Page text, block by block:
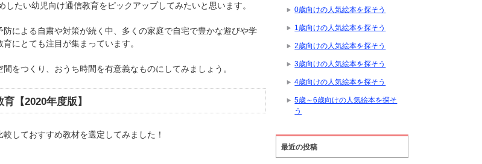
したい幼児向け通信教育をピックアップしてみたいと思います。
による自粛や対策が続く中、多くの家庭で自宅で豊かな遊びや学
にとても注目が集まっています。
をつくり、おうち時間を有意義なものにしてみましょう。
【2020年度版】
しておすすめ教材を選定してみました！
0歳向けの人気絵本を探そう
1歳向けの人気絵本を探そう
2歳向けの人気絵本を探そう
3歳向けの人気絵本を探そう
4歳向けの人気絵本を探そう
5歳～6歳向けの人気絵本を探そ
う
最近の投稿